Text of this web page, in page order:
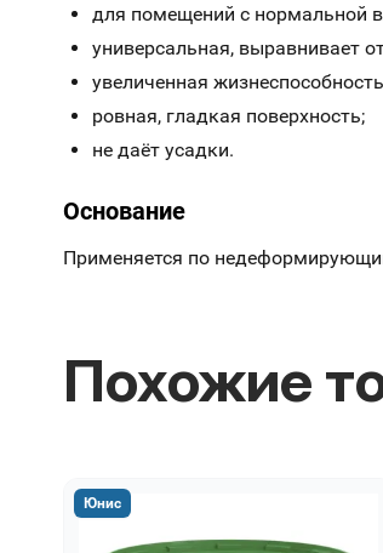
для помещений с нормальной
универсальная, выравнивает
увеличенная
ровная, гладкая поверхность;
не даёт усадки.
Основание
Применяется по
Похожие
Юнис